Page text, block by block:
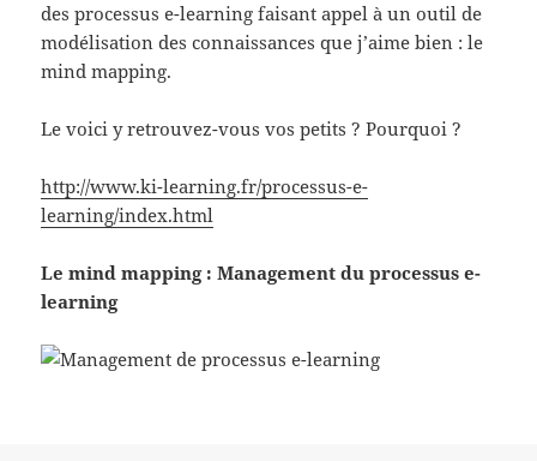
des processus e-learning faisant appel à un outil de
modélisation des connaissances que j’aime bien : le
mind mapping.
Le voici y retrouvez-vous vos petits ? Pourquoi ?
http://www.ki-learning.fr/processus-e-
learning/index.html
Le mind mapping : Management du processus e-
learning